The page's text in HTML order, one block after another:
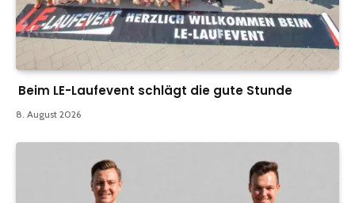
Beim LE-Laufevent schlägt die gute Stunde
8. August 2026